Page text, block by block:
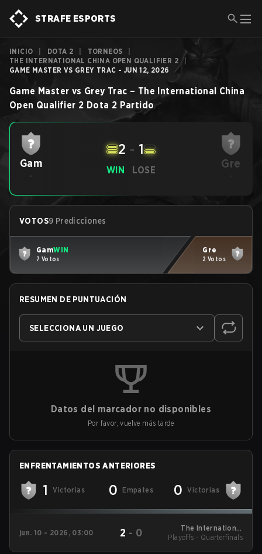
STRAFE ESPORTS
INICIO DOTA 2 TORNEOS
THE INTERNATIONAL CHINA OPEN QUALIFIER 2
GAME MASTER VS GREY TRAC - JUN 12, 2026
Game Master vs Grey Trac – The International China
Open Qualifier 2 Dota 2 Partido
Gam
-
WIN
2 - 1
LOSE Gre
-
VOTOS9 Predicciones
GamWIN
7 Votos
Gre
2 Votos
RESUMEN DE PUNTUACIÓN
SELECCIONA UN JUEGO
Datos del marcador no disponibles
Por favor, vuelve más tarde
ENFRENTAMIENTOS ANTERIORES
1 Victorias 0 Empates 0 Victorias
jun. 10 - 2026, 03:00 2 - 0
The International
China Open Qualifier 1
Playoffs - Quarterfinals